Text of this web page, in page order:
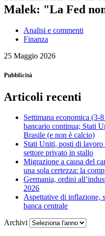
Malek: "La Fed
Analisi e commenti
Finanza
25 Maggio 2026
Pubblicità
Articoli recenti
Settimana economica (3-
bancario continua; Stati
Brasile (e non è calcio)
Stati Uniti, posti di
settore privato in stallo
Migrazione a causa del
una sola certezza: la
Germania, ordini
2026
Aspettative di inflazione,
banca centrale
Archivi